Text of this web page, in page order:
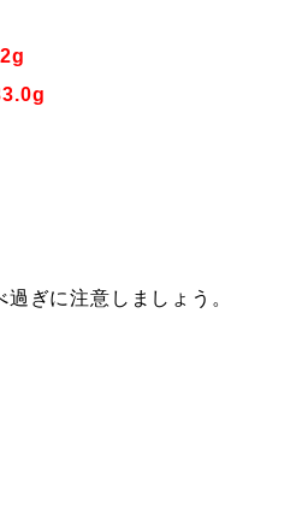
ぎに注意しましょう。